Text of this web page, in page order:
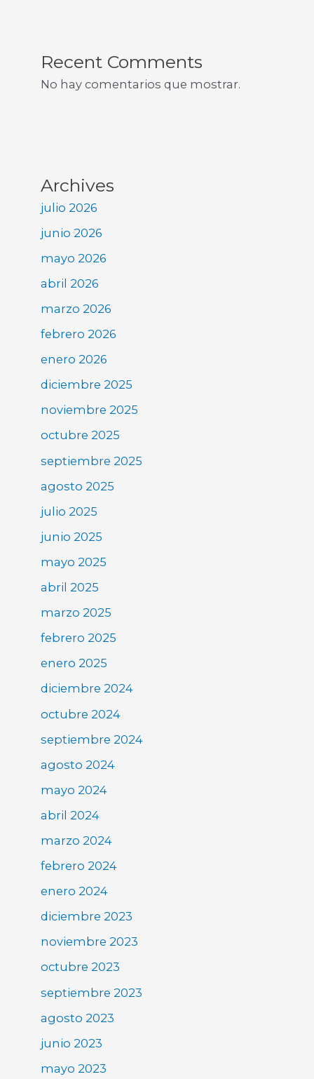
Recent Comments
No hay comentarios que mostrar.
Archives
julio 2026
junio 2026
mayo 2026
abril 2026
marzo 2026
febrero 2026
enero 2026
diciembre 2025
noviembre 2025
octubre 2025
septiembre 2025
agosto 2025
julio 2025
junio 2025
mayo 2025
abril 2025
marzo 2025
febrero 2025
enero 2025
diciembre 2024
octubre 2024
septiembre 2024
agosto 2024
mayo 2024
abril 2024
marzo 2024
febrero 2024
enero 2024
diciembre 2023
noviembre 2023
octubre 2023
septiembre 2023
agosto 2023
junio 2023
mayo 2023